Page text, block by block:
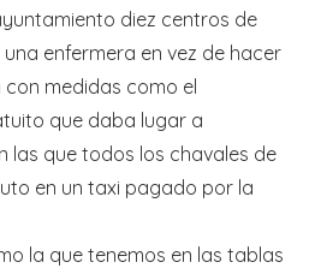
diez centros de
enfermera en vez de hacer
medidas como el
que daba lugar a
las que todos los chavales de
en un taxi pagado por la
la que tenemos en las tablas